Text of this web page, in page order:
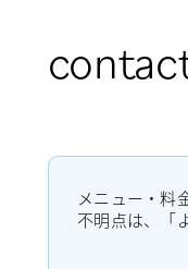
メニュー・料
不明点は、「